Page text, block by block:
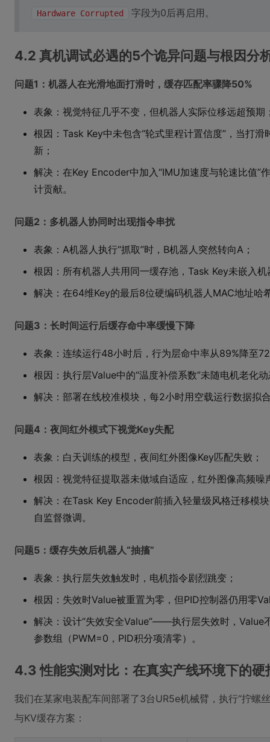
Hardware Corrupted 字段为0后再启用。
4.2 真机调试必遇的5个诡异问题与根因分
问题1：机器人在光滑地面打滑时，缓存匹配率骤降50%
表象：视觉特征几乎不变，但机器人实际位移远超预期
根因：Task Key中未包含“轮式里程计置信度”，当打
新；
解决：在Key Encoder中加入“IMU加速度与轮速比值”
计贡献。
问题2：多机器人协同时出现指令串扰
表象：A机器人执行“抓取”时，B机器人突然转向A；
根因：所有机器人共用同一缓存池，Task Key未嵌入
解决：在64维Key的最后8位硬编码机器人MAC地址哈
问题3：长时间运行后缓存命中率缓慢下降
表象：连续运行48小时后，行为层命中率从89%降至
根因：执行层Value中的“温度补偿系数”未随电机老化
解决：部署在线校准模块，每2小时用空载运行数据拟
问题4：夜间红外模式下视觉Key失配
表象：白天训练的模型，夜间红外图像Key匹配失败；
根因：视觉特征提取器未做域自适应，红外图像高频噪
解决：在Task Key Encoder前插入轻量级风格迁移模
自监督微调。
问题5：缓存失效后机器人“抽搐”
表象：执行层失效触发时，电机指令剧烈跳变；
根因：失效时Value被重置为零，但PID控制器仍用零
解决：设计“失效安全Value”——执行层失效时，Value
参数组（PWM=0，PID积分项清零）。
4.3 性能实测对比：在真实产线环境下的硬
我们在某家电装配车间部署了3台UR5e机械臂，执行“拧螺
与KV缓存方案：